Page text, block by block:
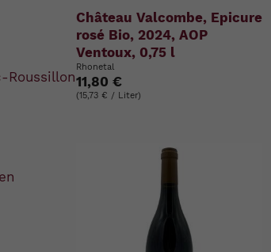
Roussillon
Château Valcombe, Epicure
rosé Bio, 2024, AOP
Ventoux, 0,75 l
Rhonetal
11,80 €
(15,73 € / Liter)